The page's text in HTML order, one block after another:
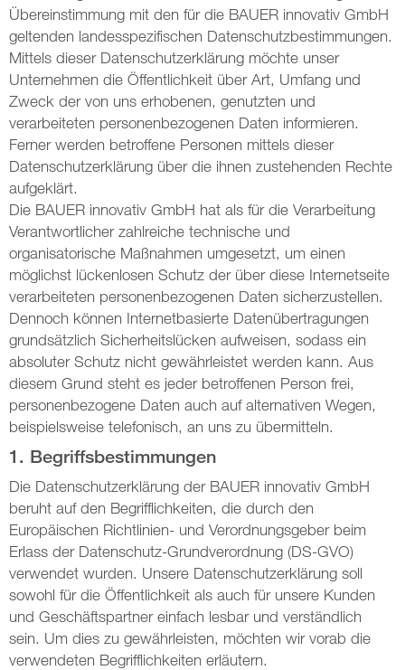
Übereinstimmung mit den für die BAUER innovativ GmbH
geltenden landesspezifischen Datenschutzbestimmungen.
Mittels dieser Datenschutzerklärung möchte unser
Unternehmen die Öffentlichkeit über Art, Umfang und
Zweck der von uns erhobenen, genutzten und
verarbeiteten personenbezogenen Daten informieren.
Ferner werden betroffene Personen mittels dieser
Datenschutzerklärung über die ihnen zustehenden Rechte
aufgeklärt.
Die BAUER innovativ GmbH hat als für die Verarbeitung
Verantwortlicher zahlreiche technische und
organisatorische Maßnahmen umgesetzt, um einen
möglichst lückenlosen Schutz der über diese Internetseite
verarbeiteten personenbezogenen Daten sicherzustellen.
Dennoch können Internetbasierte Datenübertragungen
grundsätzlich Sicherheitslücken aufweisen, sodass ein
absoluter Schutz nicht gewährleistet werden kann. Aus
diesem Grund steht es jeder betroffenen Person frei,
personenbezogene Daten auch auf alternativen Wegen,
beispielsweise telefonisch, an uns zu übermitteln.
1. Begriffsbestimmungen
Die Datenschutzerklärung der BAUER innovativ GmbH
beruht auf den Begrifflichkeiten, die durch den
Europäischen Richtlinien- und Verordnungsgeber beim
Erlass der Datenschutz-Grundverordnung (DS-GVO)
verwendet wurden. Unsere Datenschutzerklärung soll
sowohl für die Öffentlichkeit als auch für unsere Kunden
und Geschäftspartner einfach lesbar und verständlich
sein. Um dies zu gewährleisten, möchten wir vorab die
verwendeten Begrifflichkeiten erläutern.